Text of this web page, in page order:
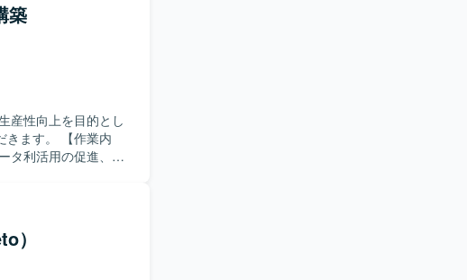
築
産性向上を目的とし
【作業内
タ利活用の促進、安
トを用いた移行処
められる方を求め
両立を意識して業
）